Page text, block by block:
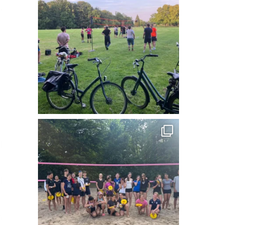
Heren 5 kampioen en
weer terug in de 4e
klasse
Eveline stopt na 36
jaar met spelen
Heren 3 is kampioen,
maar nu in de tweede